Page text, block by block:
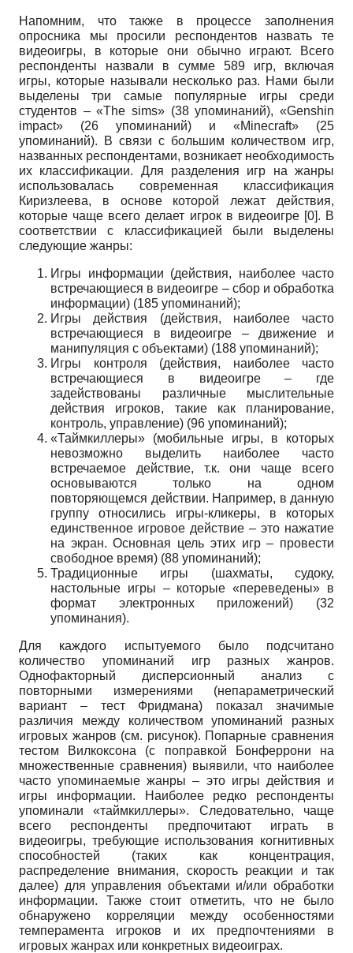
Напомним, что также в процессе заполнения
опросника мы просили респондентов назвать те
видеоигры, в которые они обычно играют. Всего
респонденты назвали в сумме 589 игр, включая
игры, которые называли несколько раз. Нами были
выделены три самые популярные игры среди
студентов – «The sims» (38 упоминаний), «Genshin
impact» (26 упоминаний) и «Minecraft» (25
упоминаний). В связи с большим количеством игр,
названных респондентами, возникает необходимость
их классификации. Для разделения игр на жанры
использовалась современная классификация
Киризлеева, в основе которой лежат действия,
которые чаще всего делает игрок в видеоигре [0]. В
соответствии с классификацией были выделены
следующие жанры:
Игры информации (действия, наиболее часто
встречающиеся в видеоигре – сбор и обработка
информации) (185 упоминаний);
Игры действия (действия, наиболее часто
встречающиеся в видеоигре – движение и
манипуляция с объектами) (188 упоминаний);
Игры контроля (действия, наиболее часто
встречающиеся в видеоигре – где
задействованы различные мыслительные
действия игроков, такие как планирование,
контроль, управление) (96 упоминаний);
«Таймкиллеры» (мобильные игры, в которых
невозможно выделить наиболее часто
встречаемое действие, т.к. они чаще всего
основываются только на одном
повторяющемся действии. Например, в данную
группу относились игры-кликеры, в которых
единственное игровое действие – это нажатие
на экран. Основная цель этих игр – провести
свободное время) (88 упоминаний);
Традиционные игры (шахматы, судоку,
настольные игры – которые «переведены» в
формат электронных приложений) (32
упоминания).
Для каждого испытуемого было подсчитано
количество упоминаний игр разных жанров.
Однофакторный дисперсионный анализ с
повторными измерениями (непараметрический
вариант – тест Фридмана) показал значимые
различия между количеством упоминаний разных
игровых жанров (см. рисунок). Попарные сравнения
тестом Вилкоксона (с поправкой Бонферрони на
множественные сравнения) выявили, что наиболее
часто упоминаемые жанры – это игры действия и
игры информации. Наиболее редко респонденты
упоминали «таймкиллеры». Следовательно, чаще
всего респонденты предпочитают играть в
видеоигры, требующие использования когнитивных
способностей (таких как концентрация,
распределение внимания, скорость реакции и так
далее) для управления объектами и/или обработки
информации. Также стоит отметить, что не было
обнаружено корреляции между особенностями
темперамента игроков и их предпочтениями в
игровых жанрах или конкретных видеоиграх.